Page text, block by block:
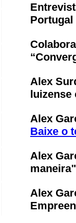
Alex
Alex
Baixe o
Alex
Alex